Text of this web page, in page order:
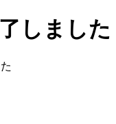
しました